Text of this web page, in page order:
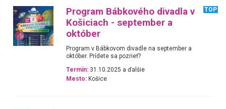
Program Bábkového divadla v
Košiciach - september a
október
TOP
Program v Bábkovom divadle na september a
október. Prídete sa pozrieť?
Termín: 31.10.2025 a ďalšie
Mesto: Košice